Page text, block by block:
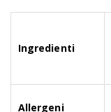
Ingredienti
Allergeni